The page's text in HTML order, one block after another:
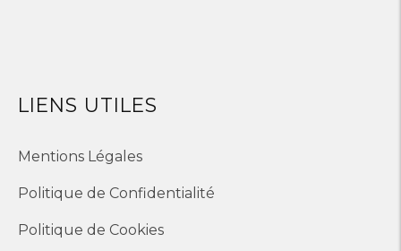
LIENS UTILES
Mentions Légales
Politique de Confidentialité
Politique de Cookies